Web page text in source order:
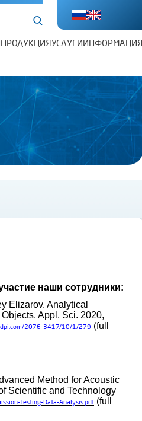
ПРОДУКЦИЯУСЛУГИ ИНФОРМАЦИЯ
наши сотрудники:
Elizarov. Analytical
Appl. Sci. 2020,
2076-3417/10/1/279 (full
Method for Acoustic
Scientific and Technology
Testing-Data-Analysis.pdf (full